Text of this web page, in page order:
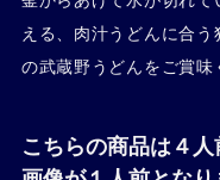
える、肉汁うどんに合う
の武蔵野うどんをご賞味
こちらの商品は４